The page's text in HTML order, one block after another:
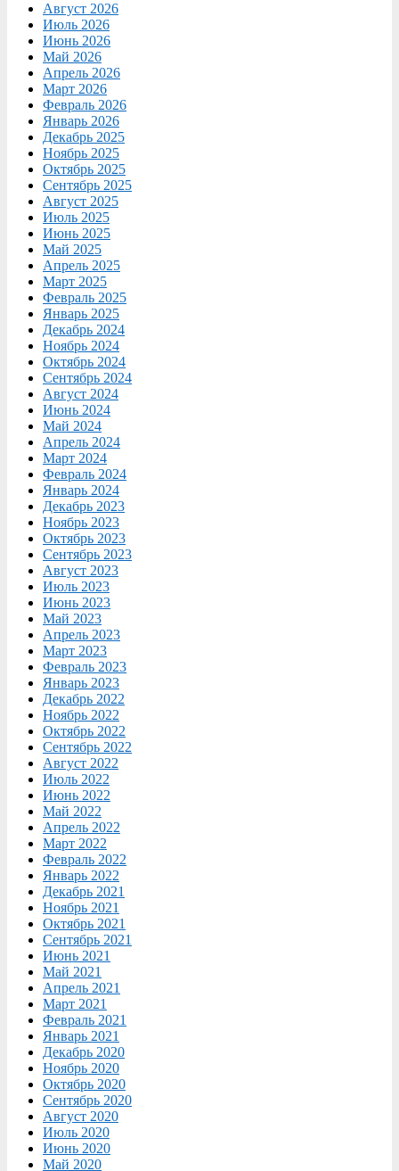
Август 2026
Июль 2026
Июнь 2026
Май 2026
Апрель 2026
Март 2026
Февраль 2026
Январь 2026
Декабрь 2025
Ноябрь 2025
Октябрь 2025
Сентябрь 2025
Август 2025
Июль 2025
Июнь 2025
Май 2025
Апрель 2025
Март 2025
Февраль 2025
Январь 2025
Декабрь 2024
Ноябрь 2024
Октябрь 2024
Сентябрь 2024
Август 2024
Июнь 2024
Май 2024
Апрель 2024
Март 2024
Февраль 2024
Январь 2024
Декабрь 2023
Ноябрь 2023
Октябрь 2023
Сентябрь 2023
Август 2023
Июль 2023
Июнь 2023
Май 2023
Апрель 2023
Март 2023
Февраль 2023
Январь 2023
Декабрь 2022
Ноябрь 2022
Октябрь 2022
Сентябрь 2022
Август 2022
Июль 2022
Июнь 2022
Май 2022
Апрель 2022
Март 2022
Февраль 2022
Январь 2022
Декабрь 2021
Ноябрь 2021
Октябрь 2021
Сентябрь 2021
Июнь 2021
Май 2021
Апрель 2021
Март 2021
Февраль 2021
Январь 2021
Декабрь 2020
Ноябрь 2020
Октябрь 2020
Сентябрь 2020
Август 2020
Июль 2020
Июнь 2020
Май 2020